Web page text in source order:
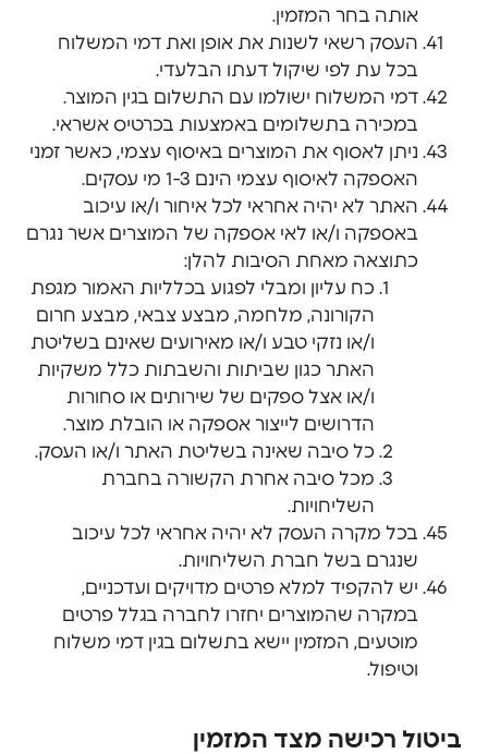
אותה בחר המזמין.
העסק רשאי לשנות את אופן ואת דמי המשלוח
בכל עת לפי שיקול דעתו הבלעדי.
דמי המשלוח ישולמו עם התשלום בגין המוצר.
במכירה בתשלומים באמצעות בכרטיס אשראי.
ניתן לאסוף את המוצרים באיסוף עצמי, כאשר זמני
האספקה לאיסוף עצמי הינם 1-3 מי עסקים.
האתר לא יהיה אחראי לכל איחור ו/או עיכוב
באספקה ו/או לאי אספקה של המוצרים אשר נגרם
כתוצאה מאחת הסיבות להלן:
כח עליון ומבלי לפגוע בכלליות האמור מגפת
הקורונה, מלחמה, מבצע צבאי, מבצע חרום
ו/או נזקי טבע ו/או מאירועים שאינם בשליטת
האתר כגון שביתות והשבתות כלל משקיות
ו/או אצל ספקים של שירותים או סחורות
הדרושים לייצור אספקה או הובלת מוצר.
כל סיבה שאינה בשליטת האתר ו/או העסק.
מכל סיבה אחרת הקשורה בחברת
השליחויות.
בכל מקרה העסק לא יהיה אחראי לכל עיכוב
שנגרם בשל חברת השליחויות.
יש להקפיד למלא פרטים מדויקים ועדכניים,
במקרה שהמוצרים יחזרו לחברה בגלל פרטים
מוטעים, המזמין יישא בתשלום בגין דמי משלוח
וטיפול.
ביטול רכישה מצד המזמין